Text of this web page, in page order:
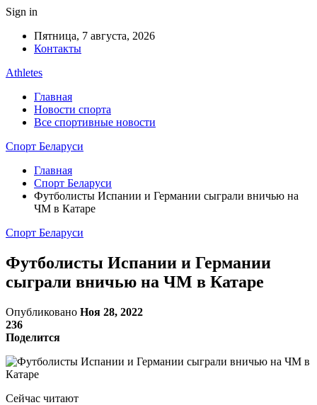
Sign in
Пятница, 7 августа, 2026
Контакты
Athletes
Главная
Новости спорта
Все спортивные новости
Спорт Беларуси
Главная
Спорт Беларуси
Футболисты Испании и Германии сыграли вничью на
ЧМ в Катаре
Спорт Беларуси
Футболисты Испании и Германии
сыграли вничью на ЧМ в Катаре
Опубликовано Ноя 28, 2022
236
Поделится
Сейчас читают